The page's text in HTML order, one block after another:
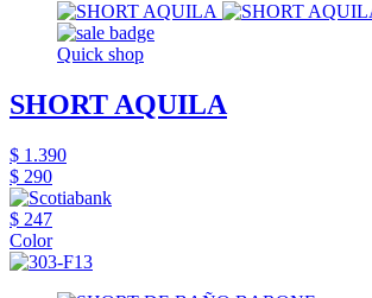
Quick shop
SHORT AQUILA
$ 1.390
$ 290
$ 247
Color